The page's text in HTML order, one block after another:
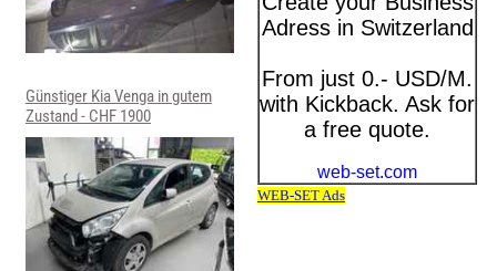
Günstiger Kia Venga in gutem
Zustand - CHF 1900